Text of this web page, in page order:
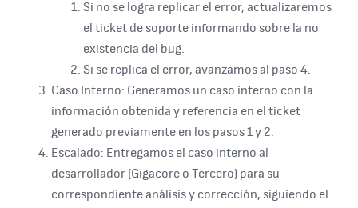
Si no se logra replicar el error, actualizaremos
el ticket de soporte informando sobre la no
existencia del bug.
Si se replica el error, avanzamos al paso 4.
Caso Interno: Generamos un caso interno con la
información obtenida y referencia en el ticket
generado previamente en los pasos 1 y 2.
Escalado: Entregamos el caso interno al
desarrollador (Gigacore o Tercero) para su
correspondiente análisis y corrección, siguiendo el